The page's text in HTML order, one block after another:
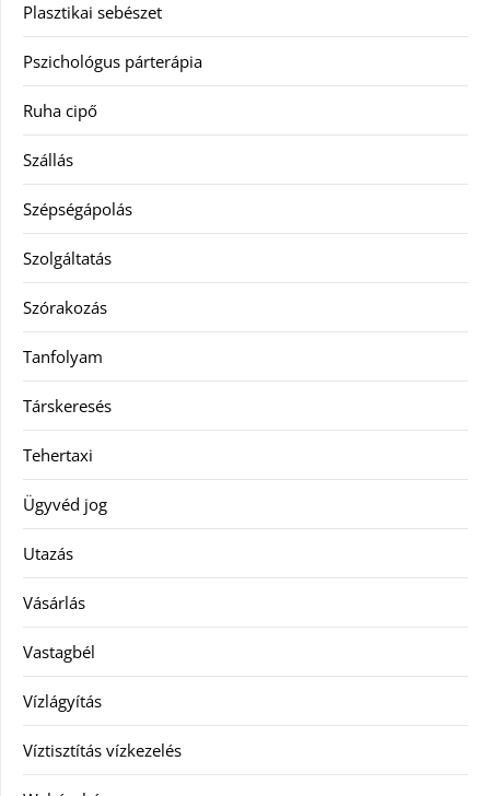
Plasztikai sebészet
Pszichológus párterápia
Ruha cipő
Szállás
Szépségápolás
Szolgáltatás
Szórakozás
Tanfolyam
Társkeresés
Tehertaxi
Ügyvéd jog
Utazás
Vásárlás
Vastagbél
Vízlágyítás
Víztisztítás vízkezelés